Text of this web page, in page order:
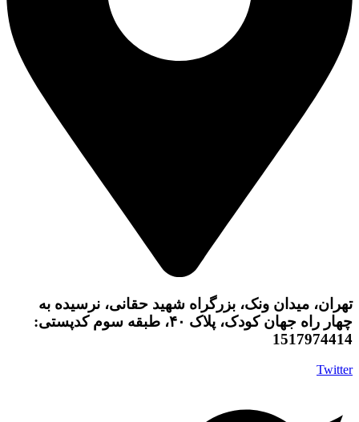
تهران، میدان ونک، بزرگراه شهید حقانی، نرسیده به
چهار راه جهان کودک، پلاک ۴۰، طبقه سوم کدپستی:
1517974414
Twitter